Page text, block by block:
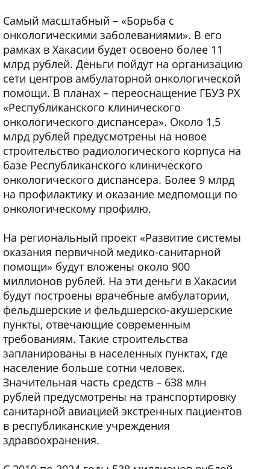
Самый масштабный – «Борьба с
онкологическими заболеваниями». В его
рамках в Хакасии будет освоено более 11
млрд рублей. Деньги пойдут на организацию
сети центров амбулаторной онкологической
помощи. В планах – переоснащение ГБУЗ РХ
«Республиканского клинического
онкологического диспансера». Около 1,5
млрд рублей предусмотрены на новое
строительство радиологического корпуса на
базе Республиканского клинического
онкологического диспансера. Более 9 млрд
на профилактику и оказание медпомощи по
онкологическому профилю.
На региональный проект «Развитие системы
оказания первичной медико-санитарной
помощи» будут вложены около 900
миллионов рублей. На эти деньги в Хакасии
будут построены врачебные амбулатории,
фельдшерские и фельдшерско-акушерские
пункты, отвечающие современным
требованиям. Такие строительства
запланированы в населенных пунктах, где
население больше сотни человек.
Значительная часть средств – 638 млн
рублей предусмотрены на транспортировку
санитарной авиацией экстренных пациентов
в республиканские учреждения
здравоохранения.